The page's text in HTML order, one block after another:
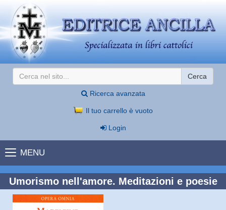
Cerca
Ricerca avanzata
Il tuo carrello è vuoto
Login
MENU
Umorismo nell'amore. Meditazioni e poesie